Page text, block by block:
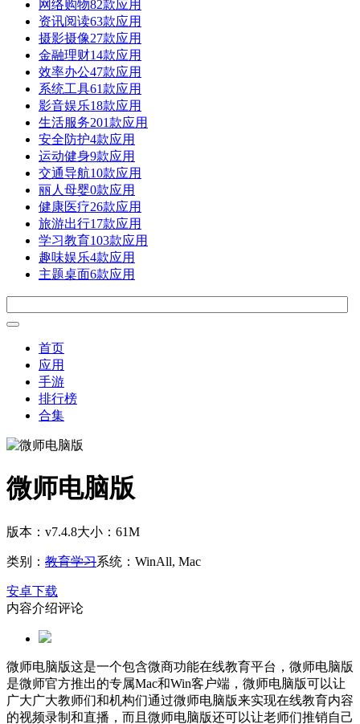
网络购物82款应用
资讯阅读63款应用
摄影摄像27款应用
金融理财14款应用
效率办公47款应用
系统工具61款应用
影音娱乐18款应用
生活服务201款应用
安全防护4款应用
运动健身9款应用
交通导航10款应用
丽人母婴0款应用
健康医疗26款应用
旅游出行17款应用
学习教育103款应用
趣味娱乐4款应用
主题桌面6款应用
首页
应用
手游
排行榜
合集
微师电脑版
版本：v7.4.8大小：61M
类别： 教育学习系统：WinAll, Mac
安卓下载
内容介绍评论
微师电脑版这是一个包含微商功能在线教育平台，微师电脑版
是微师官方推出的专属Mac和Win客户端，微师电脑版可以让
广大广大教师们和机构们通过微师电脑版来实现在线教育内容
的视频录制和直播，而且微师电脑版还可以让老师们推销自己